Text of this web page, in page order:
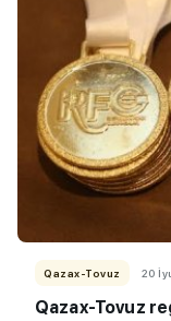
Qazax-Tovuz 20
Qazax-Tovuz